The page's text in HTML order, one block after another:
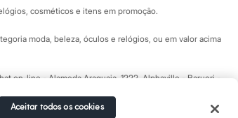
cosméticos e itens em promoção.
moda, beleza, óculos e relógios, ou em valor acima
on-line- Alameda Araguaia, 1222, Alphaville - Barueri -
Aceitar todos os cookies